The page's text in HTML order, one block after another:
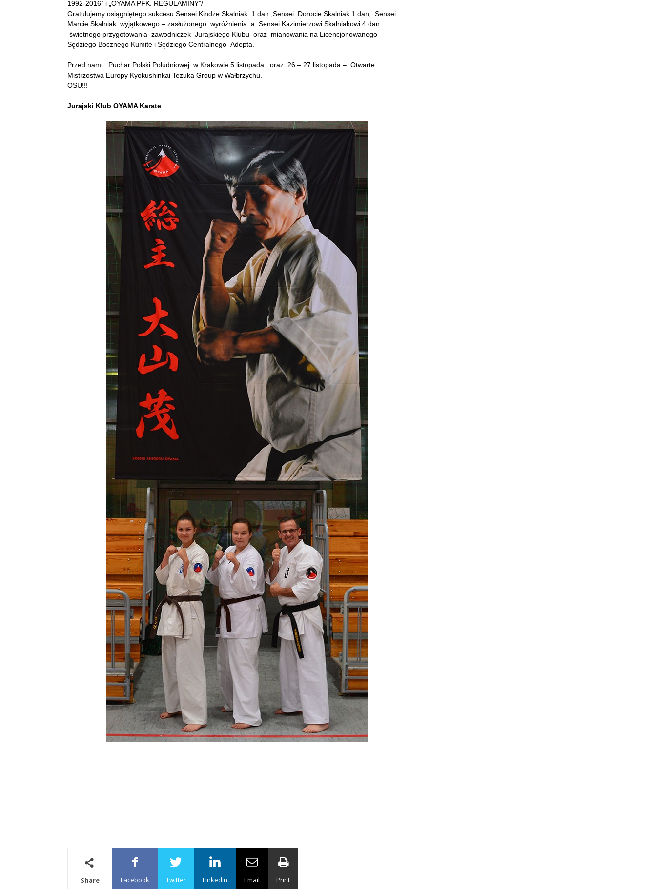
1992-2016” i „OYAMA PFK. REGULAMINY”/
Gratulujemy osiągniętego sukcesu Sensei Kindze Skalniak 1 dan ,Sensei Dorocie Skalniak 1 dan, Sensei
Marcie Skalniak wyjątkowego – zasłużonego wyróżnienia a Sensei Kazimierzowi Skalniakowi 4 dan
świetnego przygotowania zawodniczek Jurajskiego Klubu oraz mianowania na Licencjonowanego
Sędziego Bocznego Kumite i Sędziego Centralnego Adepta.
Przed nami Puchar Polski Południowej w Krakowie 5 listopada oraz 26 – 27 listopada – Otwarte
Mistrzostwa Europy Kyokushinkai Tezuka Group w Wałbrzychu.
OSU!!!
Jurajski Klub OYAMA Karate
Share Facebook Twitter Linkedin Email Print